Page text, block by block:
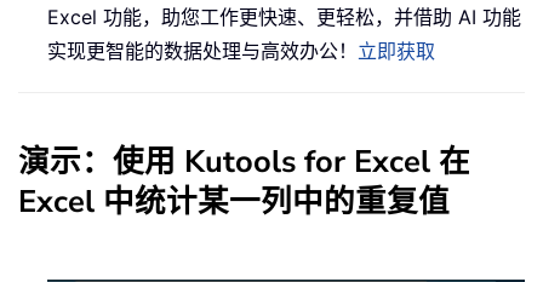
Excel 功能，助您工作更快速、更轻松，并借助 AI 功能
实现更智能的数据处理与高效办公！ 立即获取
演示：使用 Kutools for Excel 在
Excel 中统计某一列中的重复值